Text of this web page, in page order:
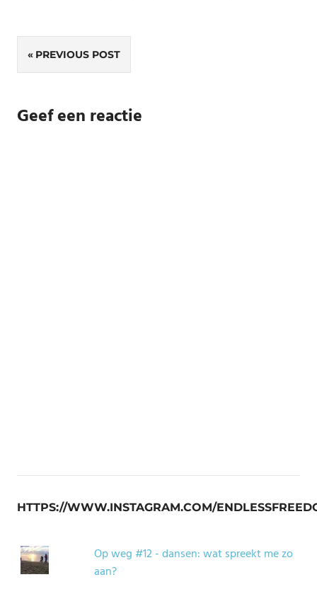
Bericht
navigatie
PREVIOUS POST
Geef een reactie
HTTPS://WWW.INSTAGRAM.COM/
Op weg #12 - dansen: wat spreekt me zo
aan?